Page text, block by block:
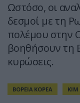
Ωστόσο, οι
δεσμοί με τη
πολέμου στην
βοηθήσουν τη
κυρώσεις.
ΒΟΡΕΙΑ ΚΟΡΕΑ ΚΙΜ